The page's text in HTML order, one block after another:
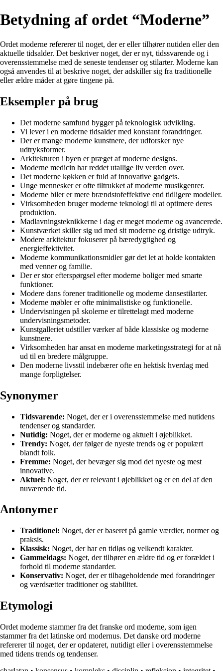
Betydning af ordet “Moderne”
Ordet moderne refererer til noget, der er eller tilhører nutiden eller den
aktuelle tidsalder. Det beskriver noget, der er nyt, tidssvarende og i
overensstemmelse med de seneste tendenser og stilarter. Moderne kan
også anvendes til at beskrive noget, der adskiller sig fra traditionelle
eller ældre måder at gøre tingene på.
Eksempler på brug
Det moderne samfund bygger på teknologisk udvikling.
Vi lever i en moderne tidsalder med konstant forandringer.
Der er mange moderne kunstnere, der udforsker nye
udtryksformer.
Arkitekturen i byen er præget af moderne designs.
Moderne medicin har reddet utallige liv verden over.
Det moderne køkken er fuld af innovative gadgets.
Unge mennesker er ofte tiltrukket af moderne musikgenrer.
Moderne biler er mere brændstofeffektive end tidligere modeller.
Virksomheden bruger moderne teknologi til at optimere deres
produktion.
Madlavningsteknikkerne i dag er meget moderne og avancerede.
Kunstværket skiller sig ud med sit moderne og dristige udtryk.
Modere arkitektur fokuserer på bæredygtighed og
energieffektivitet.
Moderne kommunikationsmidler gør det let at holde kontakten
med venner og familie.
Der er stor efterspørgsel efter moderne boliger med smarte
funktioner.
Modere dans forener traditionelle og moderne dansestilarter.
Moderne møbler er ofte minimalistiske og funktionelle.
Undervisningen på skolerne er tilrettelagt med moderne
undervisningsmetoder.
Kunstgalleriet udstiller værker af både klassiske og moderne
kunstnere.
Virksomheden har ansat en moderne marketingsstrategi for at nå
ud til en bredere målgruppe.
Den moderne livsstil indebærer ofte en hektisk hverdag med
mange forpligtelser.
Synonymer
Tidsvarende: Noget, der er i overensstemmelse med nutidens
tendenser og standarder.
Nutidig: Noget, der er moderne og aktuelt i øjeblikket.
Trendy: Noget, der følger de nyeste trends og er populært
blandt folk.
Fremme: Noget, der bevæger sig mod det nyeste og mest
innovative.
Aktuel: Noget, der er relevant i øjeblikket og er en del af den
nuværende tid.
Antonymer
Traditionel: Noget, der er baseret på gamle værdier, normer og
praksis.
Klassisk: Noget, der har en tidløs og velkendt karakter.
Gammeldags: Noget, der tilhører en ældre tid og er forældet i
forhold til moderne standarder.
Konservativ: Noget, der er tilbageholdende med forandringer
og værdsætter traditioner og stabilitet.
Etymologi
Ordet moderne stammer fra det franske ord moderne, som igen
stammer fra det latinske ord modernus. Det danske ord moderne
refererer til noget, der er opdateret, nutidigt eller i overensstemmelse
med tidens trends og tendenser.